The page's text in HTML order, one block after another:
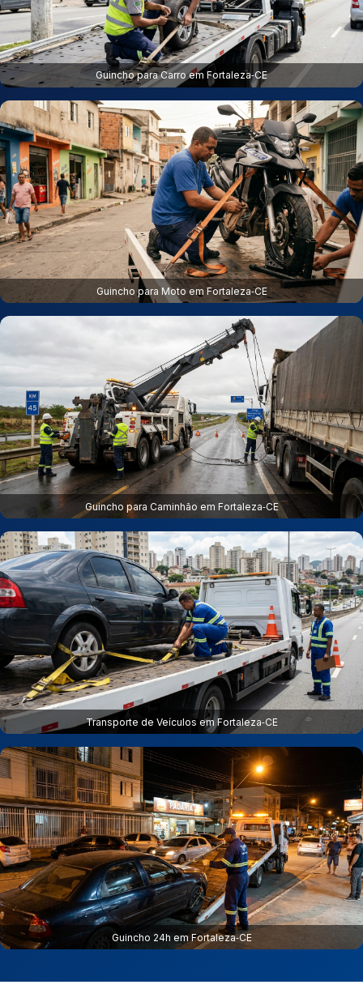
Guincho para Carro em Fortaleza‑CE
Guincho para Moto em Fortaleza‑CE
Guincho para Caminhão em Fortaleza‑CE
Transporte de Veículos em Fortaleza‑CE
Guincho 24h em Fortaleza‑CE